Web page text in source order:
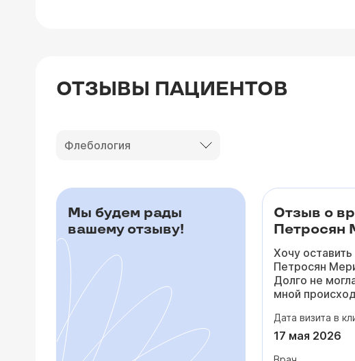
ОТЗЫВЫ ПАЦИЕНТОВ
Флебология
Мы будем рады
вашему отзыву!
Отзыв о
Петросян
Хочу
Петросян
Долго не
мной
падало,
постоянная
Дата визита в
17 мая 2026